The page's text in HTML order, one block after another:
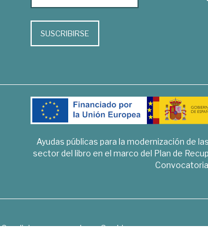
SUSCRIBIRSE
Ayudas públicas para la modernización de
sector del libro en el marco del Plan de